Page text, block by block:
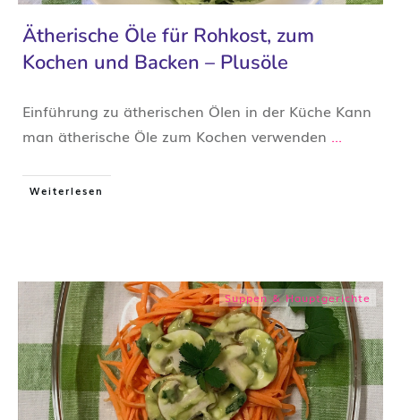
Ätherische Öle für Rohkost, zum
Kochen und Backen – Plusöle
Einführung zu ätherischen Ölen in der Küche Kann
man ätherische Öle zum Kochen verwenden ...
Weiterlesen
Suppen & Hauptgerichte